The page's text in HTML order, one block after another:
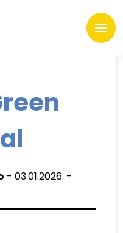
- 03.01.2026. -